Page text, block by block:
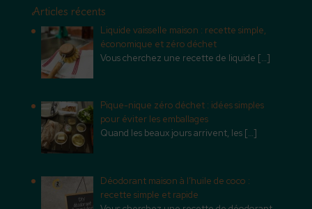
Articles récents
Liquide vaisselle maison : recette simple,
économique et zéro déchet
Vous cherchez une recette de liquide […]
Pique-nique zéro déchet : idées simples
pour éviter les emballages
Quand les beaux jours arrivent, les […]
Déodorant maison à l’huile de coco :
recette simple et rapide